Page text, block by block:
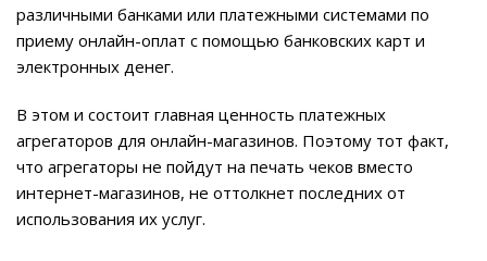
различными банками или платежными системами по
приему онлайн-оплат с помощью банковских карт и
электронных денег.
В этом и состоит главная ценность платежных
агрегаторов для онлайн-магазинов. Поэтому тот факт,
что агрегаторы не пойдут на печать чеков вместо
интернет-магазинов, не оттолкнет последних от
использования их услуг.